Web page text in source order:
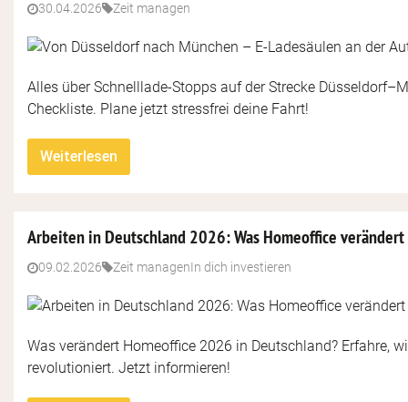
30.04.2026 Zeit managen
Alles über Schnelllade-Stopps auf der Strecke
Checkliste. Plane jetzt stressfrei deine Fahrt!
Weiterlesen
Arbeiten in Deutschland 2026: Was Homeoffice verändert
09.02.2026 Zeit managenIn dich investieren
Was verändert Homeoffice 2026 in Deutschland? Erfahre,
revolutioniert. Jetzt informieren!